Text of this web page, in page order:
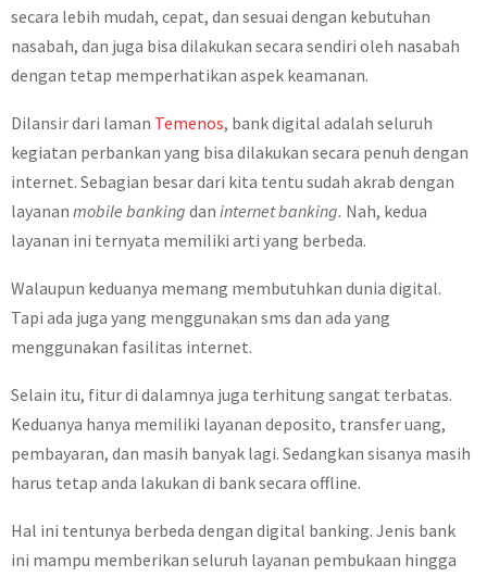
secara lebih mudah, cepat, dan sesuai dengan kebutuhan
nasabah, dan juga bisa dilakukan secara sendiri oleh nasabah
dengan tetap memperhatikan aspek keamanan.
Dilansir dari laman Temenos, bank digital adalah seluruh
kegiatan perbankan yang bisa dilakukan secara penuh dengan
internet. Sebagian besar dari kita tentu sudah akrab dengan
layanan mobile banking dan internet banking. Nah, kedua
layanan ini ternyata memiliki arti yang berbeda.
Walaupun keduanya memang membutuhkan dunia digital.
Tapi ada juga yang menggunakan sms dan ada yang
menggunakan fasilitas internet.
Selain itu, fitur di dalamnya juga terhitung sangat terbatas.
Keduanya hanya memiliki layanan deposito, transfer uang,
pembayaran, dan masih banyak lagi. Sedangkan sisanya masih
harus tetap anda lakukan di bank secara offline.
Hal ini tentunya berbeda dengan digital banking. Jenis bank
ini mampu memberikan seluruh layanan pembukaan hingga